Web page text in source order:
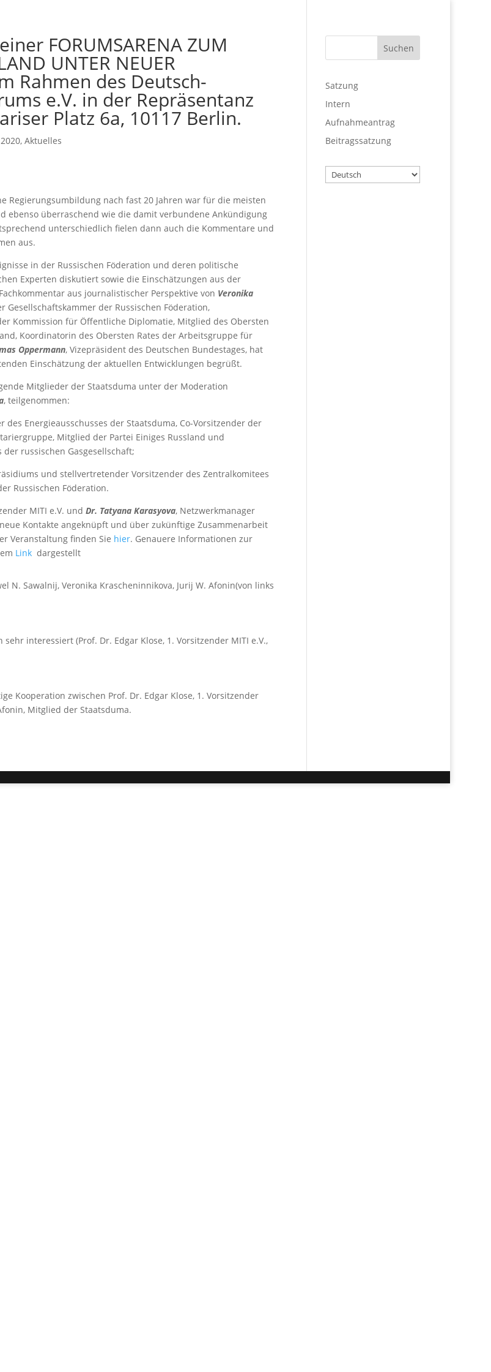
FORUMSARENA ZUM
UNTER NEUER
Rahmen des Deutsch-
e.V. in der Repräsentanz
Platz 6a, 10117 Berlin.
2020,Aktuelles
Regierungsumbildung nach fast 20 Jahren war für die meisten
ebenso überraschend wie die damit verbundene Ankündigung
unterschiedlich fielen dann auch die Kommentare und
aus.
in der Russischen Föderation und deren politische
Experten diskutiert sowie die Einschätzungen aus der
aus journalistischer Perspektive von Veronika
Gesellschaftskammer der Russischen Föderation,
Kommission für Öffentliche Diplomatie, Mitglied des Obersten
Koordinatorin des Obersten Rates der Arbeitsgruppe für
Oppermann, Vizepräsident des Deutschen Bundestages, hat
Einschätzung der aktuellen Entwicklungen begrüßt.
Mitglieder der Staatsduma unter der Moderation
, teilgenommen:
des Energieausschusses der Staatsduma, Co-Vorsitzender der
Mitglied der Partei Einiges Russland und
russischen Gasgesellschaft;
und stellvertretender Vorsitzender des Zentralkomitees
Russischen Föderation.
MITI e.V. undDr. Tatyana Karasyova, Netzwerkmanager
Kontakte angeknüpft und über zukünftige Zusammenarbeit
Veranstaltung finden Sie hier. Genauere Informationen zur
Link dargestellt
N. Sawalnij, Veronika Krascheninnikova, Jurij W. Afonin(von links
interessiert (Prof. Dr. Edgar Klose, 1. Vorsitzender MITI e.V.,
Kooperation zwischen Prof. Dr. Edgar Klose, 1. Vorsitzender
Mitglied der Staatsduma.
Satzung
Intern
Aufnahmeantrag
Beitragssatzung
Wählen
Sie